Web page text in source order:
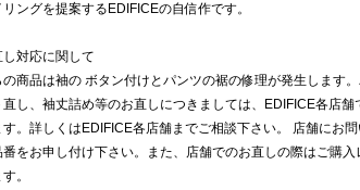
リングを提案するEDIFICEの自信作です。
対応に関して
の商品は袖の ボタン付けとパンツの裾の修理が発生します
直し、袖丈詰め等のお直しにつきましては、EDIFICE各店舗
す。詳しくはEDIFICE各店舗までご相談下さい。 店舗にお
番をお申し付け下さい。また、店舗でのお直しの際はご購入
。